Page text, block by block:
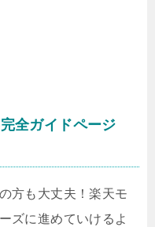
全ガイドページ
方も大丈夫！楽天モ
ズに進めていけるよ